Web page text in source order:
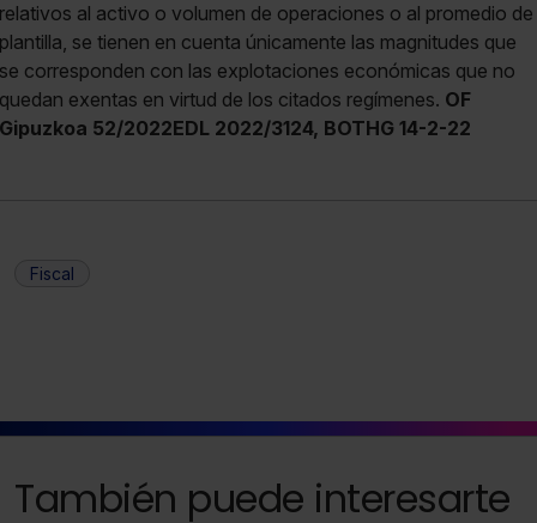
relativos al activo o volumen de operaciones o al promedio de
plantilla, se tienen en cuenta únicamente las magnitudes que
se corresponden con las explotaciones económicas que no
quedan exentas en virtud de los citados regímenes. OF
Gipuzkoa 52/2022EDL 2022/3124, BOTHG 14-2-22
Fiscal
También puede interesarte